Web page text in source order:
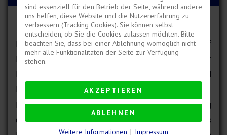
Immobilienprojekt
Die Kanzlei DDA Legal in Frankfurt bietet eine speziell auf
Immobilienprojekte ausgerichtete Rechtsberatung für
Investoren, Bauträger, Verwaltungsgesellschaften und
Property-Manager.
Bei der Projektplanung, Joint Ventures, bei Fertigstellung
der baulichen Anlage oder Abschluss Ihres
sind essenziell für den Betrieb der Seite, während andere
uns helfen, diese Website und die Nutzererfahrung zu
verbessern (Tracking Cookies). Sie können selbst
entscheiden, ob Sie die Cookies zulassen möchten. Bitte
beachten Sie, dass bei einer Ablehnung womöglich nicht
mehr alle Funktionalitäten der Seite zur Verfügung
stehen.
AKZEPTIEREN
ABLEHNEN
Weitere Informationen | Impressum